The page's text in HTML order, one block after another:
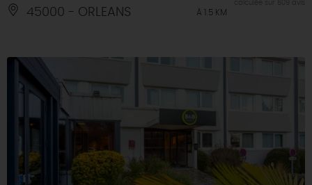
45000 - ORLEANS À 1.5 KM